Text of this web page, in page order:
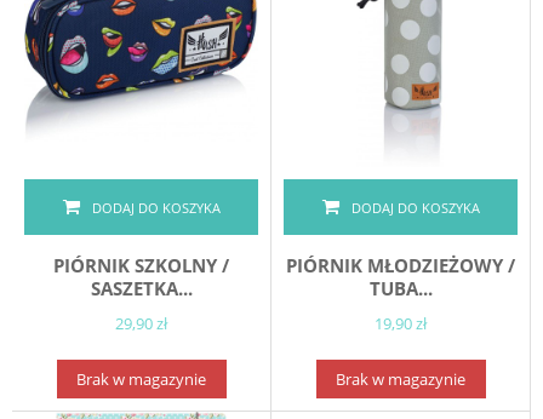
DODAJ DO KOSZYKA
PIÓRNIK SZKOLNY /
SASZETKA...
29,90 zł
Brak w magazynie
DODAJ DO KOSZYKA
PIÓRNIK MŁODZIEŻOWY /
TUBA...
19,90 zł
Brak w magazynie